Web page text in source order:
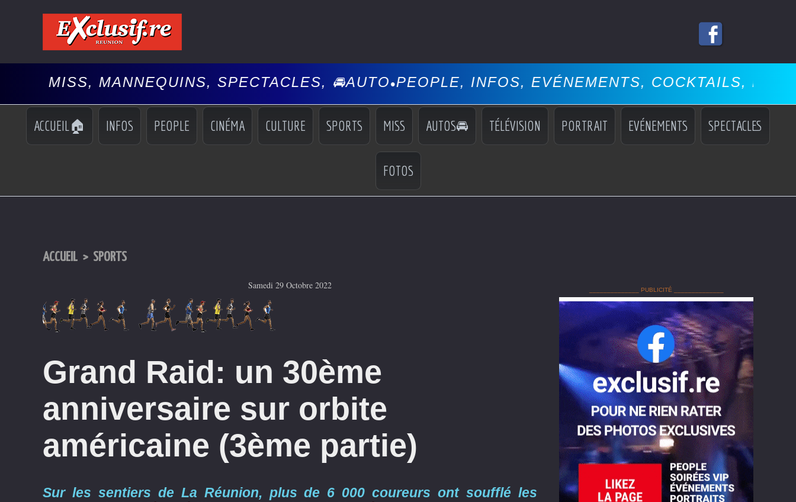
SPECTACLES, 🚘AUTO•PEOPLE, INFOS, EVÉNEMENTS, COCKTAILS, MISS,
ACCUEIL🏠 INFOS PEOPLE CINÉMA CULTURE SPORTS MISS AUTOS🚘 TÉLÉVISION PORTRAIT EVÉNEMENTS SPECTACLES
FOTOS
ACCUEIL > SPORTS
Samedi 29 Octobre 2022
Grand Raid: un 30ème
anniversaire sur orbite
américaine (3ème partie)
Sur les sentiers de La Réunion, plus de 6 000 coureurs ont soufflé les
______________ PUBLICITÉ ______________